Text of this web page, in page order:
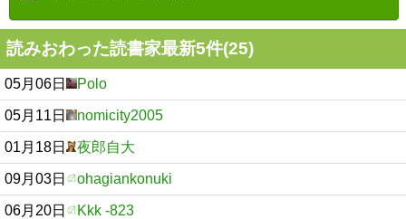
読みおわった読書家最新5件(25)
05月06日 Polo
05月11日 nomicity2005
01月18日 夜郎自大
09月03日 ohagiankonuki
06月20日 Kkk -823